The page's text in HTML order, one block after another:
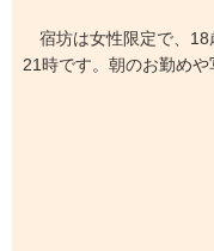
宿坊は女性限定で、18
21時です。朝のお勤めや